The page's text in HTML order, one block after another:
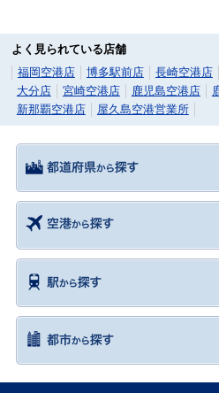
よく見られている店舗
福岡空港店
博多駅前店 長崎空港店
大分店
宮崎空港店 鹿児島空港店
新那覇空港店
屋久島空港営業所